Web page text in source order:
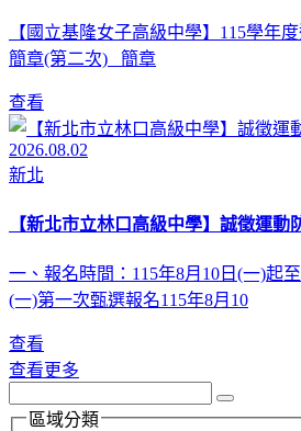
【國立基隆女子高級中學】115學年
簡章(第二次) 簡章
查看
2026.08.02
新北
【新北市立林口高級中學】誠徵運動
一、報名時間：115年8月10日(一)
(一)第一次甄選報名115年8月10
查看
查看更多
區域分類